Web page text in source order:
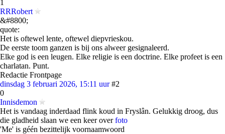
1
RRRobert
&#8800;
quote:
Het is oftewel lente, oftewel diepvrieskou.
De eerste toom ganzen is bij ons alweer gesignaleerd.
Elke god is een leugen. Elke religie is een doctrine. Elke profeet is een
charlatan. Punt.
Redactie Frontpage
dinsdag 3 februari 2026, 15:11 uur #2
0
Innisdemon
Het is vandaag inderdaad flink koud in Fryslân. Gelukkig droog, dus
die gladheid slaan we een keer overfoto
'Me' is géén bezittelijk voornaamwoord